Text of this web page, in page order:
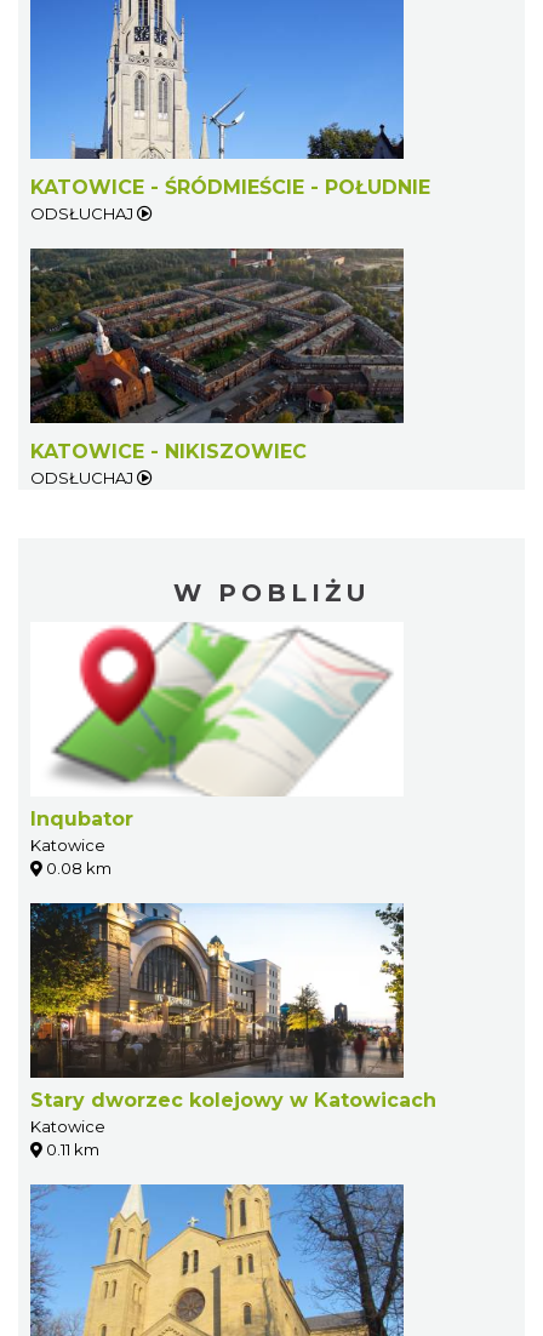
KATOWICE - ŚRÓDMIEŚCIE - POŁUDNIE
ODSŁUCHAJ
KATOWICE - NIKISZOWIEC
ODSŁUCHAJ
W POBLIŻU
Inqubator
Katowice
0.08 km
Stary dworzec kolejowy w Katowicach
Katowice
0.11 km